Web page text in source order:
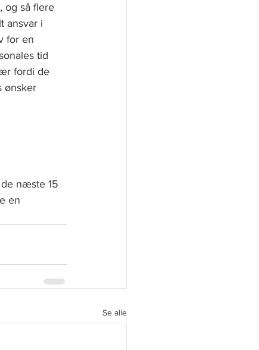
og så flere
ansvar i
for en
tid
fordi de
ønsker
næste 15
en
Se alle